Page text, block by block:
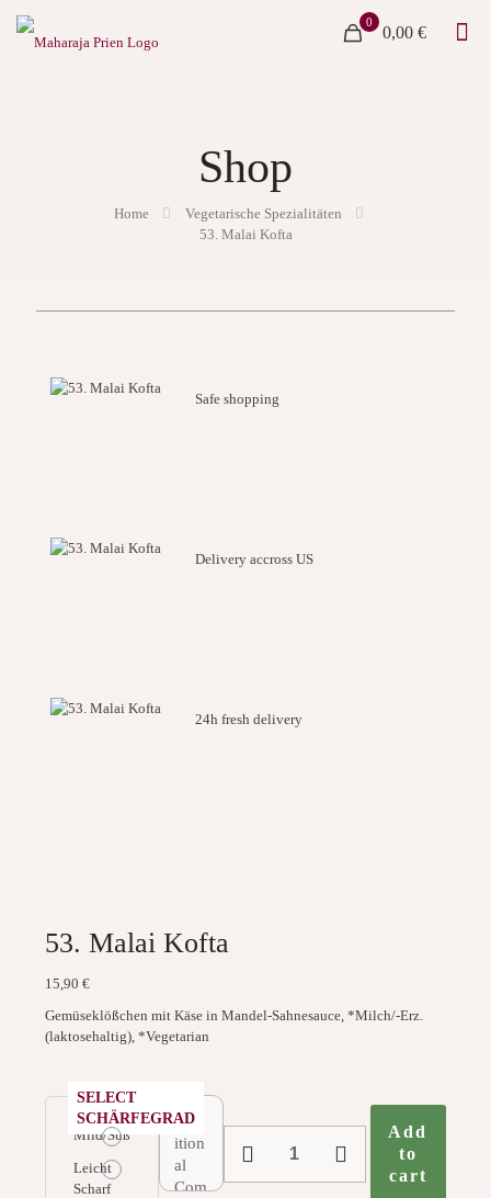
0
0,00 €
Shop
Home
Vegetarische Spezialitäten
53. Malai Kofta
Safe shopping
Delivery accross US
24h fresh delivery
53. Malai Kofta
15,90 €
Gemüseklößchen mit Käse in Mandel-Sahnesauce, *Milch/-Erz.
(laktosehaltig), *Vegetarian
SELECT
SCHÄRFEGRAD
Mild/Süß
Leicht
Scharf
Add
to
cart